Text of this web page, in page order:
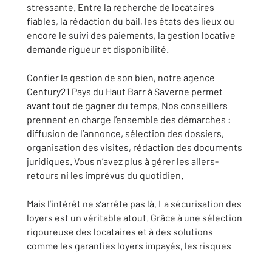
stressante. Entre la recherche de locataires
fiables, la rédaction du bail, les états des lieux ou
encore le suivi des paiements, la gestion locative
demande rigueur et disponibilité.
Confier la gestion de son bien, notre agence
Century21 Pays du Haut Barr à Saverne permet
avant tout de gagner du temps. Nos conseillers
prennent en charge l’ensemble des démarches :
diffusion de l’annonce, sélection des dossiers,
organisation des visites, rédaction des documents
juridiques. Vous n’avez plus à gérer les allers-
retours ni les imprévus du quotidien.
Mais l’intérêt ne s’arrête pas là. La sécurisation des
loyers est un véritable atout. Grâce à une sélection
rigoureuse des locataires et à des solutions
comme les garanties loyers impayés, les risques